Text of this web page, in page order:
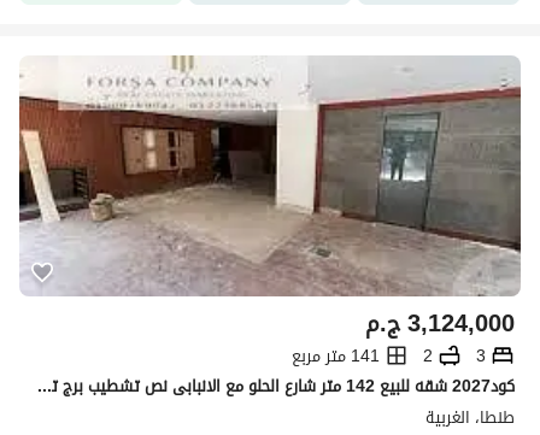
ج.م3,124,000
3
2
141 متر مربع
كود2027 شقه للبيع 142 متر شارع الحلو مع الانبابى نص تشطيب برج تحت التنفيذ 3غرف رسيبشن 2حمام مطبخ
طنطا، الغربية